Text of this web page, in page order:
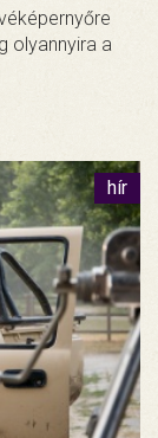
olyannyira a
hír